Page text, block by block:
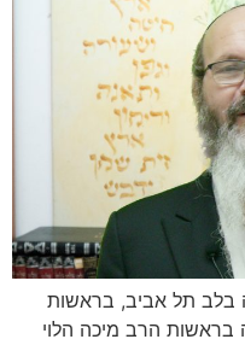
בלב תל אביב, בראשות
בראשות הרב מיכה הלוי